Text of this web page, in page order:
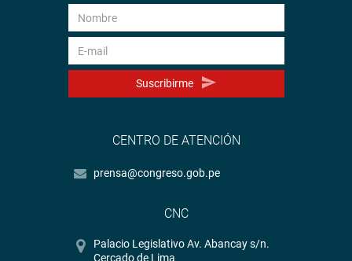
Suscribirme
CENTRO DE ATENCIÓN
prensa@congreso.gob.pe
CNC
Palacio Legislativo Av. Abancay s/n.
Cercado de Lima